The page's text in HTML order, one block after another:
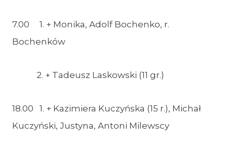
7.00 1. + Monika, Adolf Bochenko, r.
Bochenków
2. + Tadeusz Laskowski (11 gr.)
18.00 1. + Kazimiera Kuczyńska (15 r.), Michał
Kuczyński, Justyna, Antoni Milewscy